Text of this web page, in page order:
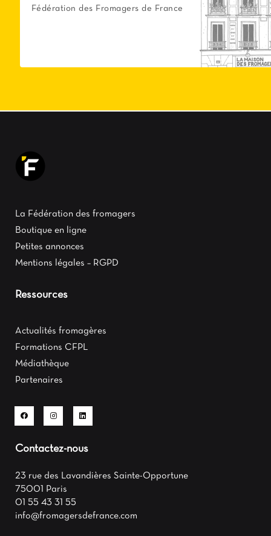
Fédération des Fromagers de France
La Fédération des fromagers
Boutique en ligne
Petites annonces
Mentions légales – RGPD
Ressources
Actualités fromagères
Formations CFPL
Médiathèque
Partenaires
Contactez-nous
23 rue des Lavandières Sainte-Opportune
75001 Paris
01 55 43 31 55
info@fromagersdefrance.com